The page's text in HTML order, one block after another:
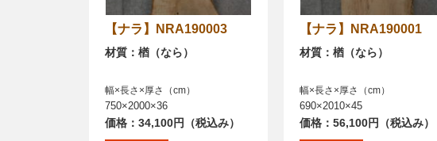
【ナラ】NRA190003
材質：楢（なら）
幅×長さ×厚さ（cm）
750×2000×36
価格：34,100円（税込み）
【ナラ】NRA190001
材質：楢（なら）
幅×長さ×厚さ（cm）
690×2010×45
価格：56,100円（税込み）